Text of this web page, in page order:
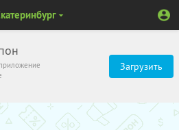
Загрузить